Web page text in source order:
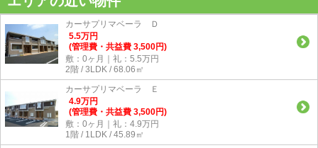
カーサプリマベーラ Ｄ
5.5万円
(管理費・共益費 3,500円)
敷：0ヶ月｜礼：5.5万円
2階 / 3LDK / 68.06㎡
カーサプリマベーラ Ｅ
4.9万円
(管理費・共益費 3,500円)
敷：0ヶ月｜礼：4.9万円
1階 / 1LDK / 45.89㎡